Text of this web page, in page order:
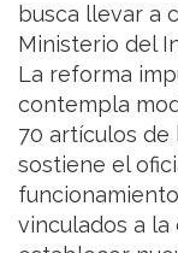
busca llevar a
Ministerio del
La reforma
contempla
70 artículos de
sostiene el
vinculados a la